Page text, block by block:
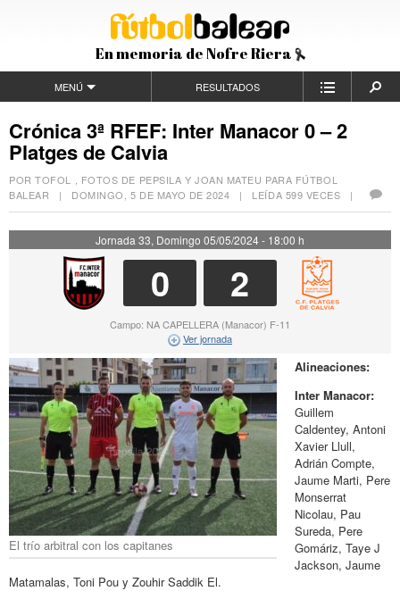
En memoria de Nofre Riera
MENÚ RESULTADOS
Crónica 3ª RFEF: Inter Manacor 0 – 2
Platges de Calvia
POR TOFOL , FOTOS DE PEPSILA Y JOAN MATEU PARA FÚTBOL
BALEAR | DOMINGO, 5 DE MAYO DE 2024 | LEÍDA 599 VECES |
Jornada 33, Domingo 05/05/2024 - 18:00 h
0 2
Campo: NA CAPELLERA (Manacor) F-11
Ver jornada
El trío arbitral con los capitanes
Alineaciones:
Inter Manacor:
Guillem
Caldentey, Antoni
Xavier Llull,
Adrián Compte,
Jaume Marti, Pere
Monserrat
Nicolau, Pau
Sureda, Pere
Gomáriz, Taye J
Jackson, Jaume
Matamalas, Toni Pou y Zouhir Saddik El.